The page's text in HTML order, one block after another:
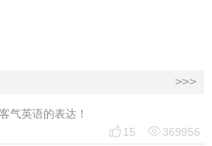
>>>
气英语的表达！
 15 369956